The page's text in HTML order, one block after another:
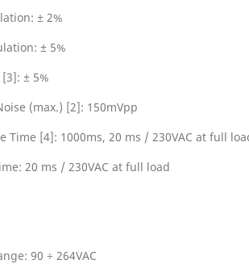
± 2%
± 5%
± 5%
(max.) [2]: 150mVpp
Time [4]: 1000ms, 20 ms / 230VAC at full
20 ms / 230VAC at full load
90 ÷ 264VAC